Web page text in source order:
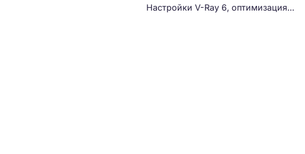
Настройки V-Ray 6, оптимизация...